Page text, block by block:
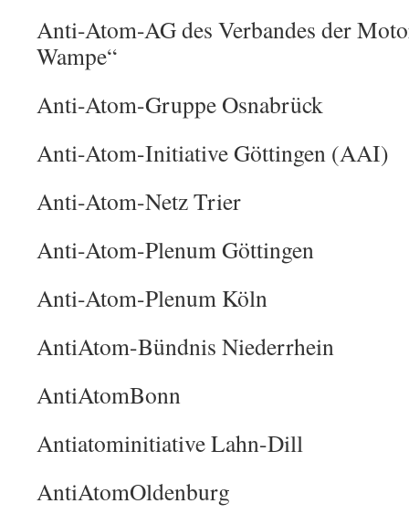
Anti-Atom-AG des Verbandes der
Wampe“
Anti-Atom-Gruppe Osnabrück
Anti-Atom-Initiative Göttingen (AAI)
Anti-Atom-Netz Trier
Anti-Atom-Plenum Göttingen
Anti-Atom-Plenum Köln
AntiAtom-Bündnis Niederrhein
AntiAtomBonn
Antiatominitiative Lahn-Dill
AntiAtomOldenburg